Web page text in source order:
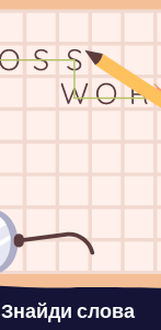
Знайди слова